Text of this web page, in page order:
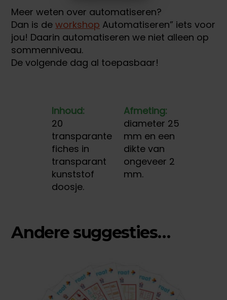
Meer weten over automatiseren?
Dan is deworkshop Automatiseren” iets voor
jou! Daarin automatiseren we niet alleen op
sommenniveau.
De volgende dag al toepasbaar!
Inhoud:
20
transparante
fiches in
transparant
kunststof
doosje.
Afmeting:
diameter 25
mm en een
dikte van
ongeveer 2
mm.
Andere suggesties…